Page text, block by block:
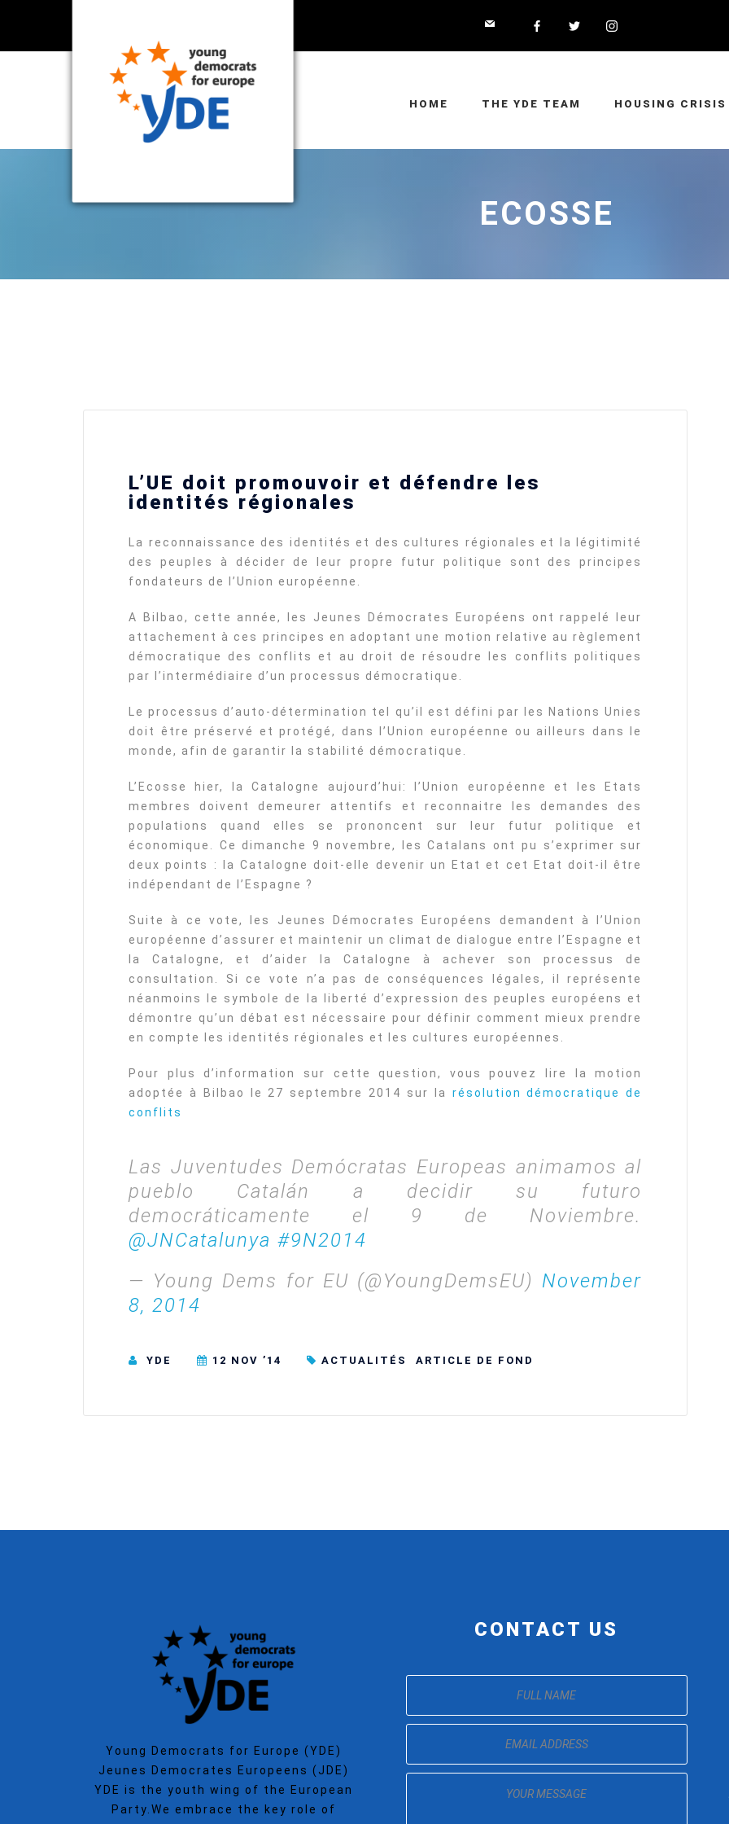
HOME THE YDE TEAM HOUSING CRISIS
ECOSSE
L’UE doit promouvoir et défendre les
identités régionales
La reconnaissance des identités et des cultures régionales et la légitimité
des peuples à décider de leur propre futur politique sont des principes
fondateurs de l’Union européenne.
A Bilbao, cette année, les Jeunes Démocrates Européens ont rappelé leur
attachement à ces principes en adoptant une motion relative au règlement
démocratique des conflits et au droit de résoudre les conflits politiques
par l’intermédiaire d’un processus démocratique.
Le processus d’auto-détermination tel qu’il est défini par les Nations Unies
doit être préservé et protégé, dans l’Union européenne ou ailleurs dans le
monde, afin de garantir la stabilité démocratique.
L’Ecosse hier, la Catalogne aujourd’hui: l’Union européenne et les Etats
membres doivent demeurer attentifs et reconnaitre les demandes des
populations quand elles se prononcent sur leur futur politique et
économique. Ce dimanche 9 novembre, les Catalans ont pu s’exprimer sur
deux points : la Catalogne doit-elle devenir un Etat et cet Etat doit-il être
indépendant de l’Espagne ?
Suite à ce vote, les Jeunes Démocrates Européens demandent à l’Union
européenne d’assurer et maintenir un climat de dialogue entre l’Espagne et
la Catalogne, et d’aider la Catalogne à achever son processus de
consultation. Si ce vote n’a pas de conséquences légales, il représente
néanmoins le symbole de la liberté d’expression des peuples européens et
démontre qu’un débat est nécessaire pour définir comment mieux prendre
en compte les identités régionales et les cultures européennes.
Pour plus d’information sur cette question, vous pouvez lire la motion
adoptée à Bilbao le 27 septembre 2014 sur la résolution démocratique de
conflits
Las Juventudes Demócratas Europeas animamos al
pueblo Catalán a decidir su futuro
democráticamente el 9 de Noviembre.
@JNCatalunya #9N2014
— Young Dems for EU (@YoungDemsEU) November
8, 2014
YDE 12 NOV ’14 ACTUALITÉS ARTICLE DE FOND
Europe’s future — and we will
not look away
Statement by the Young
Democrats for Europe on the
SECGEN , 5 JAN ’26
Increasing Youth Participation
in Politics
SECGEN , 17 AUG ’25
Support for LYMEC and ALDE
party
YDE fully supports
President Zelensky
and the Ukrainian
Young Democrats for Europe (YDE)
Jeunes Democrates Europeens (JDE)
YDE is the youth wing of the European
Party.We embrace the key role of
CONTACT US